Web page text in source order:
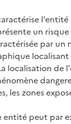
un
par un
localisation de
les zones
entité peut par